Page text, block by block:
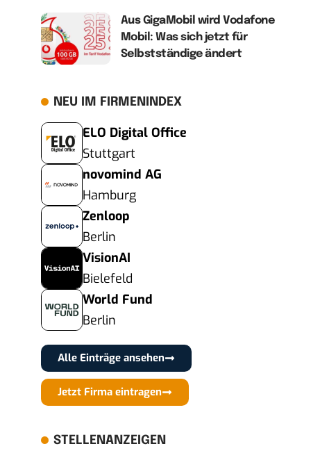
Aus GigaMobil wird Vodafone
Mobil: Was sich jetzt für
Selbstständige ändert
NEU IM FIRMENINDEX
ELO Digital Office
Stuttgart
novomind AG
Hamburg
Zenloop
Berlin
VisionAI
Bielefeld
World Fund
Berlin
Alle Einträge ansehen
Jetzt Firma eintragen
STELLENANZEIGEN